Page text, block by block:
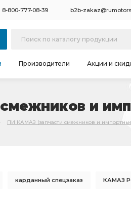
8-800-777-08-39 b2b-
Производители Акции и
и
ПИ КАМАЗ (запчасти смежников и
карданный спецзаказ КАМАЗ